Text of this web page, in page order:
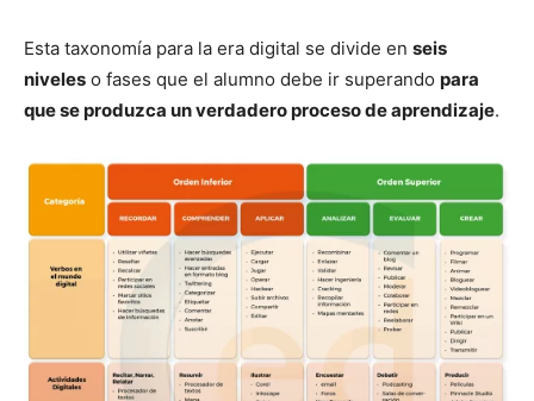
Esta taxonomía para la era digital se divide en seis
niveles o fases que el alumno debe ir superando para
que se produzca un verdadero proceso de aprendizaje.